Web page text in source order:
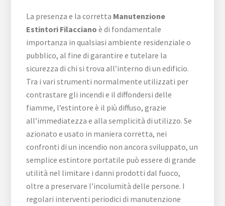
La presenza e la corretta Manutenzione
Estintori Filacciano è di fondamentale
importanza in qualsiasi ambiente residenziale o
pubblico, al fine di garantire e tutelare la
sicurezza di chi si trova all’interno di un edificio.
Tra i vari strumenti normalmente utilizzati per
contrastare gli incendi e il diffondersi delle
fiamme, l’estintore è il più diffuso, grazie
all’immediatezza e alla semplicità di utilizzo. Se
azionato e usato in maniera corretta, nei
confronti di un incendio non ancora sviluppato, un
semplice estintore portatile può essere di grande
utilità nel limitare i danni prodotti dal fuoco,
oltre a preservare l’incolumità delle persone. I
regolari interventi periodici di manutenzione